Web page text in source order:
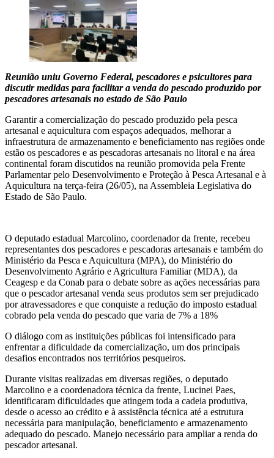
Reunião uniu Governo Federal, pescadores e psicultores para
discutir medidas para facilitar a venda do pescado produzido por
pescadores artesanais no estado de São Paulo
Garantir a comercialização do pescado produzido pela pesca
artesanal e aquicultura com espaços adequados, melhorar a
infraestrutura de armazenamento e beneficiamento nas regiões onde
estão os pescadores e as pescadoras artesanais no litoral e na área
continental foram discutidos na reunião promovida pela Frente
Parlamentar pelo Desenvolvimento e Proteção à Pesca Artesanal e à
Aquicultura na terça-feira (26/05), na Assembleia Legislativa do
Estado de São Paulo.
O deputado estadual Marcolino, coordenador da frente, recebeu
representantes dos pescadores e pescadoras artesanais e também do
Ministério da Pesca e Aquicultura (MPA), do Ministério do
Desenvolvimento Agrário e Agricultura Familiar (MDA), da
Ceagesp e da Conab para o debate sobre as ações necessárias para
que o pescador artesanal venda seus produtos sem ser prejudicado
por atravessadores e que conquiste a redução do imposto estadual
cobrado pela venda do pescado que varia de 7% a 18%
O diálogo com as instituições públicas foi intensificado para
enfrentar a dificuldade da comercialização, um dos principais
desafios encontrados nos territórios pesqueiros.
Durante visitas realizadas em diversas regiões, o deputado
Marcolino e a coordenadora técnica da frente, Lucinei Paes,
identificaram dificuldades que atingem toda a cadeia produtiva,
desde o acesso ao crédito e à assistência técnica até a estrutura
necessária para manipulação, beneficiamento e armazenamento
adequado do pescado. Manejo necessário para ampliar a renda do
pescador artesanal.